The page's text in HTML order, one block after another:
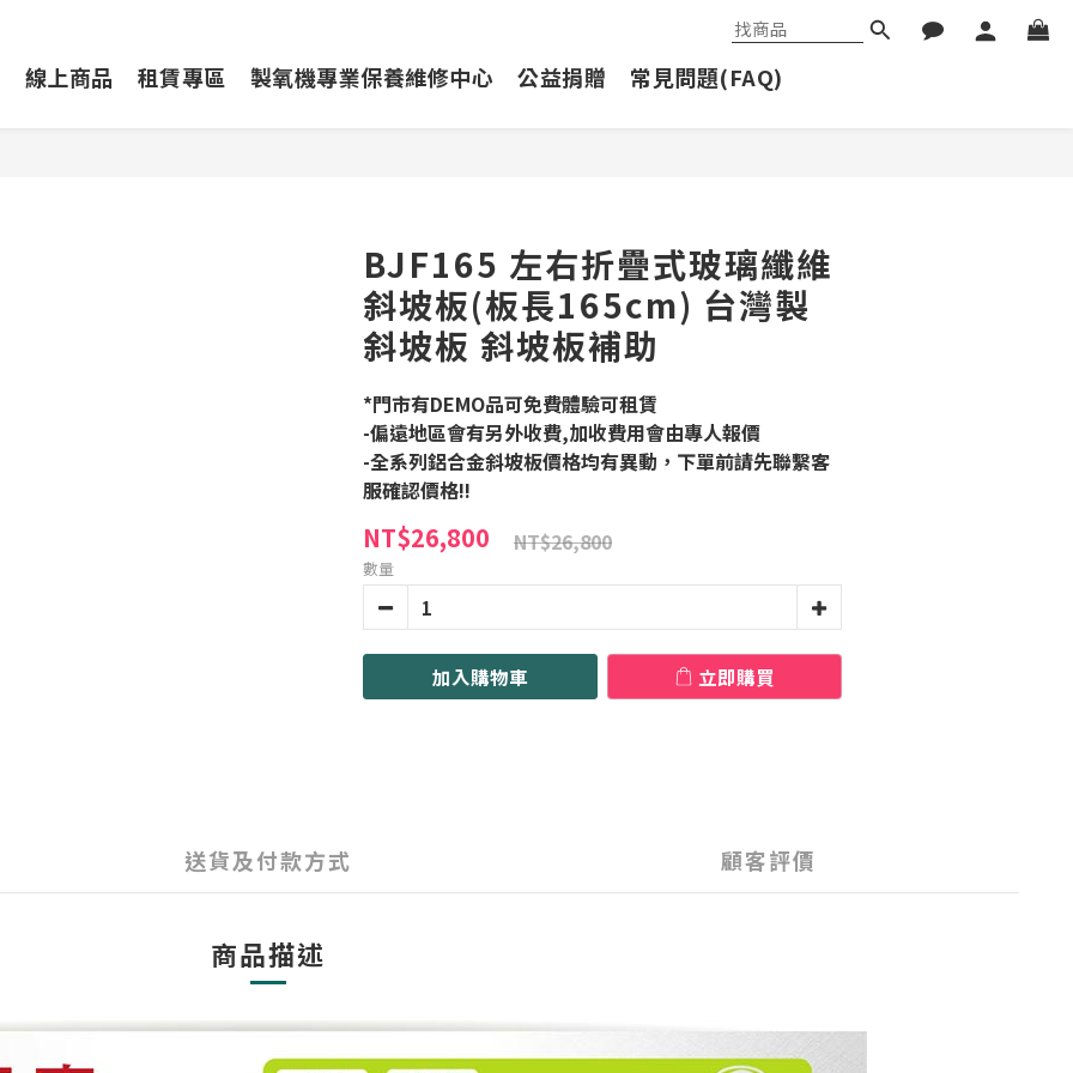
線上商品 租賃專區 製氧機專業保養維修中心 公益捐贈 常見問題(FAQ)
BJF165 左右折疊式玻璃纖維
斜坡板(板長165cm) 台灣製
斜坡板 斜坡板補助
*門市有DEMO品可免費體驗可租賃
-偏遠地區會有另外收費,加收費用會由專人報價
-全系列鋁合金斜坡板價格均有異動，下單前請先聯繫客
服確認價格!!
NT$26,800 NT$26,800
數量
加入購物車 立即購買
送貨及付款方式 顧客評價
商品描述